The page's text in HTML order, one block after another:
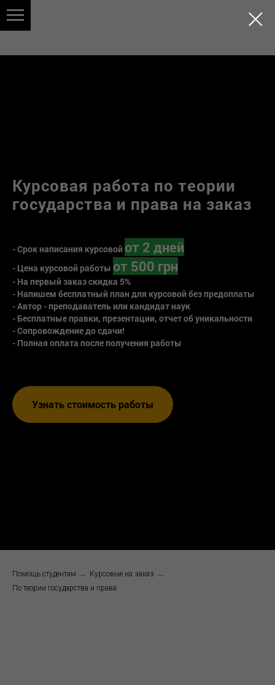
Курсовая работа по теории
государства и права на заказ
- Срок написания курсовой от 2 дней
- Цена курсовой работы от 500 грн
- На первый заказ скидка 5%
- Напишем бесплатный план для курсовой без предоплаты
- Автор - преподаватель или кандидат наук
- Бесплатные правки, презентации, отчет об уникальности
- Сопровождение до сдачи!
- Полная оплата после получения работы
Узнать стоимость работы
Помощь студентам → Курсовые на заказ →
По теории государства и права